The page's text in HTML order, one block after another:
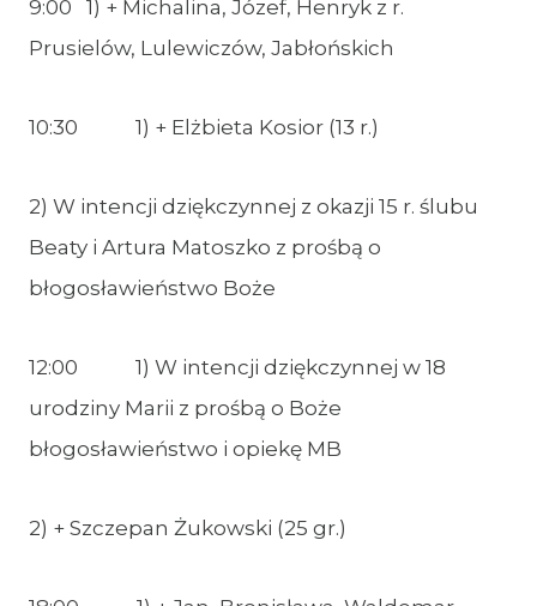
9:00 1) + Michalina, Józef, Henryk z r.
Prusielów, Lulewiczów, Jabłońskich
10:30 1) + Elżbieta Kosior (13 r.)
2) W intencji dziękczynnej z okazji 15 r. ślubu
Beaty i Artura Matoszko z prośbą o
błogosławieństwo Boże
12:00 1) W intencji dziękczynnej w 18
urodziny Marii z prośbą o Boże
błogosławieństwo i opiekę MB
2) + Szczepan Żukowski (25 gr.)